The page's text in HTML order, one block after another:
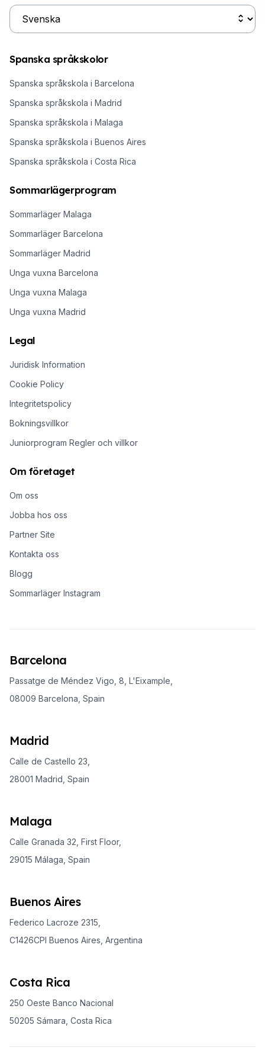
Spanska språkskolor
Spanska språkskola i Barcelona
Spanska språkskola i Madrid
Spanska språkskola i Malaga
Spanska språkskola i Buenos Aires
Spanska språkskola i Costa Rica
Sommarlägerprogram
Sommarläger Malaga
Sommarläger Barcelona
Sommarläger Madrid
Unga vuxna Barcelona
Unga vuxna Malaga
Unga vuxna Madrid
Legal
Juridisk Information
Cookie Policy
Integritetspolicy
Bokningsvillkor
Juniorprogram Regler och villkor
Om företaget
Om oss
Jobba hos oss
Partner Site
Kontakta oss
Blogg
Sommarläger Instagram
Barcelona
Passatge de Méndez Vigo, 8, L'Eixample,
08009 Barcelona, Spain
Madrid
Calle de Castello 23,
28001 Madrid, Spain
Malaga
Calle Granada 32, First Floor,
29015 Málaga, Spain
Buenos Aires
Federico Lacroze 2315,
C1426CPI Buenos Aires, Argentina
Costa Rica
250 Oeste Banco Nacional
50205 Sámara, Costa Rica